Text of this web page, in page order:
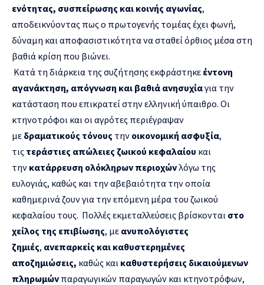
ενότητας, συσπείρωσης και κοινής αγωνίας,
αποδεικνύοντας πως ο πρωτογενής τομέας έχει φωνή,
δύναμη και αποφασιστικότητα να σταθεί όρθιος μέσα στη
βαθιά κρίση που βιώνει.
Κατά τη διάρκεια της συζήτησης εκφράστηκε έντονη
αγανάκτηση, απόγνωση και βαθιά ανησυχίαγια την
κατάσταση που επικρατεί στην ελληνική ύπαιθρο. Οι
κτηνοτρόφοι και οι αγρότες περιέγραψαν
με δραματικούς τόνους την οικονομική ασφυξία,
τις τεράστιες απώλειες ζωικού κεφαλαίου και
τηνκατάρρευση ολόκληρων περιοχώνλόγω της
ευλογιάς, καθώς και την αβεβαιότητα την οποία
καθημερινά ζουν για την επόμενη μέρα του ζωικού
κεφαλαίου τους. Πολλές εκμεταλλεύσεις βρίσκονται στο
χείλος της επιβίωσης, με ανυπολόγιστες
ζημιές, ανεπαρκείς και καθυστερημένες
αποζημιώσεις, καθώς και καθυστερήσεις δικαιούμενων
πληρωμών παραγωγικών παραγωγών και κτηνοτρόφων,